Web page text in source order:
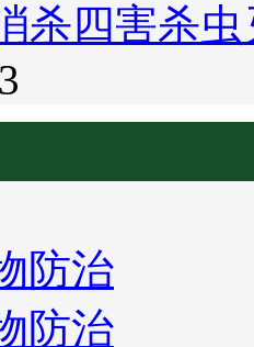
杀四害杀
防治
防治